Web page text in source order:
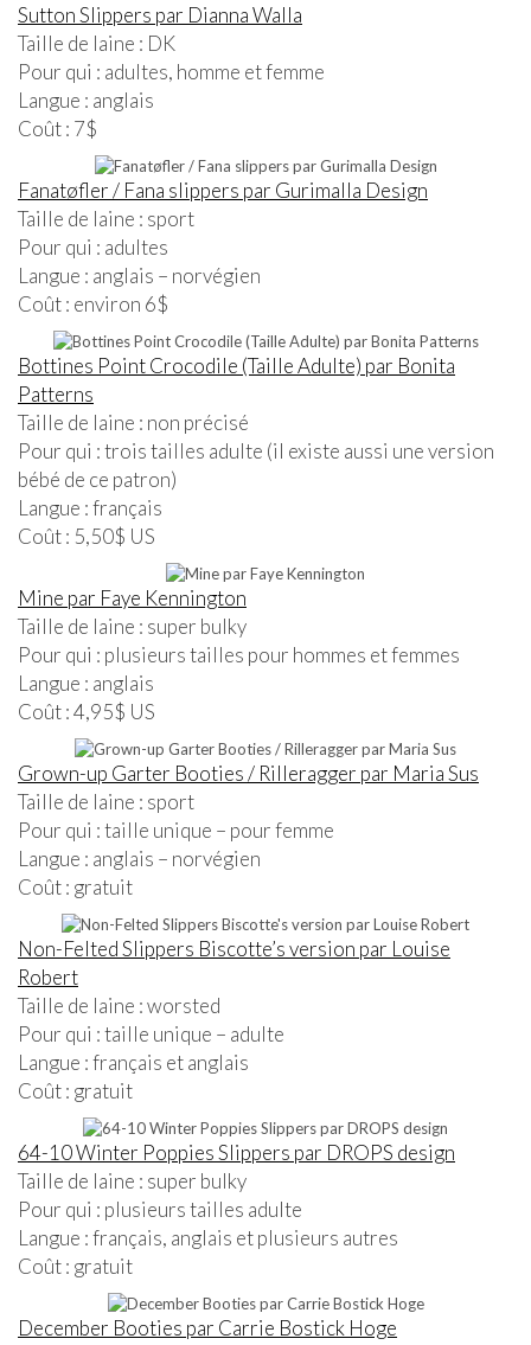
Sutton Slippers par Dianna Walla
Taille de laine : DK
Pour qui : adultes, homme et femme
Langue : anglais
Coût : 7$
Fanatøfler / Fana slippers par Gurimalla Design
Taille de laine : sport
Pour qui : adultes
Langue : anglais – norvégien
Coût : environ 6$
Bottines Point Crocodile (Taille Adulte) par Bonita
Patterns
Taille de laine : non précisé
Pour qui : trois tailles adulte (il existe aussi une version
bébé de ce patron)
Langue : français
Coût : 5,50$ US
Mine par Faye Kennington
Taille de laine : super bulky
Pour qui : plusieurs tailles pour hommes et femmes
Langue : anglais
Coût : 4,95$ US
Grown-up Garter Booties / Rilleragger par Maria Sus
Taille de laine : sport
Pour qui : taille unique – pour femme
Langue : anglais – norvégien
Coût : gratuit
Non-Felted Slippers Biscotte’s version par Louise
Robert
Taille de laine : worsted
Pour qui : taille unique – adulte
Langue : français et anglais
Coût : gratuit
64-10 Winter Poppies Slippers par DROPS design
Taille de laine : super bulky
Pour qui : plusieurs tailles adulte
Langue : français, anglais et plusieurs autres
Coût : gratuit
December Booties par Carrie Bostick Hoge